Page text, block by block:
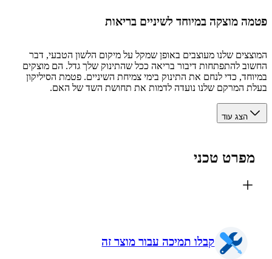
מוצקה במיוחד לשיניים בריאות
שלנו מעוצבים באופן שמקל על מיקום הלשון הטבעי, דבר
להתפתחות דיבור בריאה ככל שהתינוק שלך גדל. הם מוצקים
כדי לנחם את התינוק בימי צמיחת השיניים. פטמת הסיליקון
המרקם שלנו נועדה לדמות את תחושת השד של האם.
הצג עוד
טכני
קבלו תמיכה עבור מוצר זה